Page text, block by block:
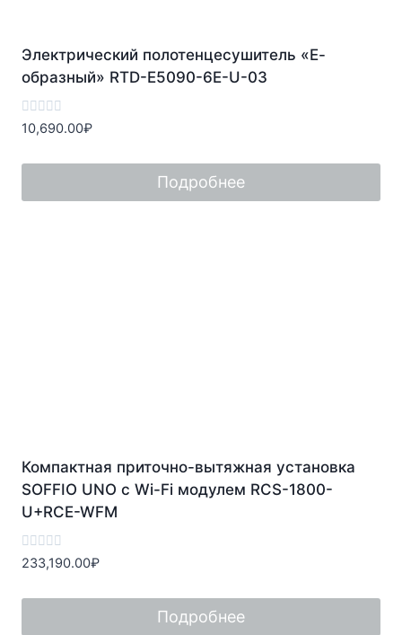
Электрический полотенцесушитель «Е-
образный» RTD-E5090-6E-U-03
Оценка
0
5
10,690.00₽
Подробнее
Компактная приточно-вытяжная установка
SOFFIO UNO с Wi-Fi модулем RCS-1800-
U+RCE-WFM
Оценка
0
5
233,190.00₽
Подробнее